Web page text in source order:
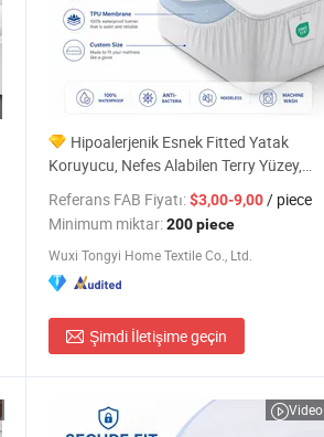
Hipoalerjenik Esnek Fitted Yatak
Koruyucu, Nefes Alabilen Terry Yüzey,
Derin Cep Fitted Çarşaf, Özel Boyut, Su
Geçirmez Yatak Kapağı
Referans FAB Fiyatı:$3,00-9,00/ piece
Minimum miktar:200 piece
Wuxi Tongyi Home Textile Co., Ltd.
Şimdi İletişime geçin
Video